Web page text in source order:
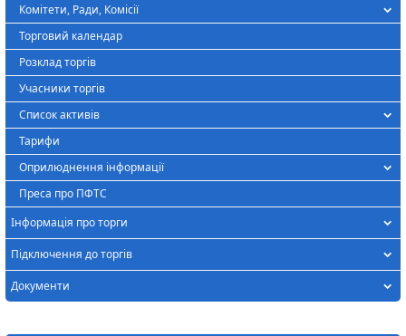
Комітети, Ради, Комісії
Торговий календар
Розклад торгів
Учасники торгів
Список активів
Тарифи
Оприлюднення інформації
Преса про ПФТС
Інформація про торги
Підключення до торгів
Документи